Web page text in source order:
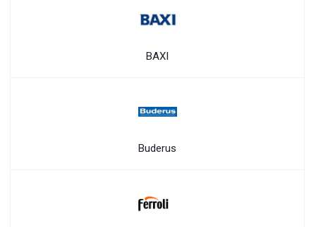
BAXI
Buderus